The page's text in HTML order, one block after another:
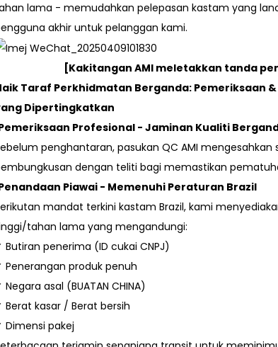
lama - memudahkan pelepasan kastam yang
akhir untuk pelanggan kami.
[Kakitangan AMI meletakkan tanda
Taraf Perkhidmatan Berganda: Pemeriksaan
Dipertingkatkan
Profesional - Jaminan Kualiti
penghantaran, pasukan QC AMI
dengan teliti bagi memastikan
Piawai - Memenuhi Peraturan Brazil
mandat terkini kastam Brazil, kami
tahan lama yang mengandungi:
Butiran penerima (ID cukai CNPJ)
Penerangan produk penuh
Negara asal (BUATAN CHINA)
Berat kasar / Berat bersih
Dimensi pakej